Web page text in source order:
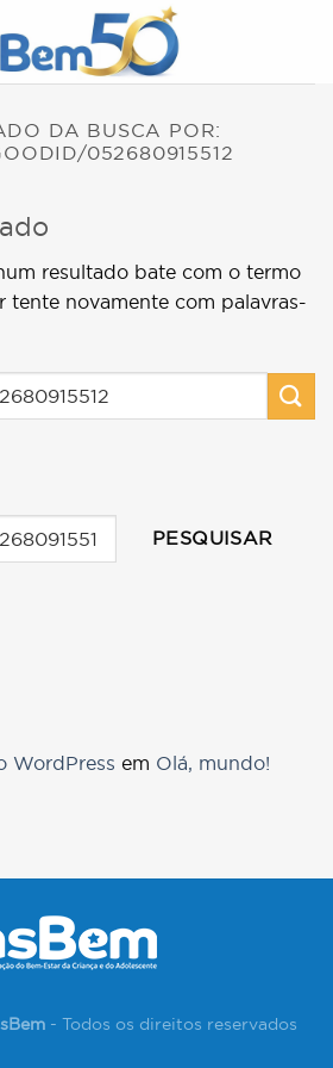
DA BUSCA POR:
052680915512
resultado bate com o termo
tente novamente com palavras-
PESQUISAR
WordPress em Olá, mundo!
- Todos os direitos reservados